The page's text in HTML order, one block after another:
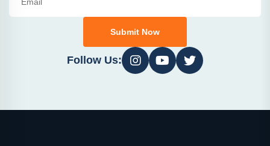
Submit Now
Follow Us: